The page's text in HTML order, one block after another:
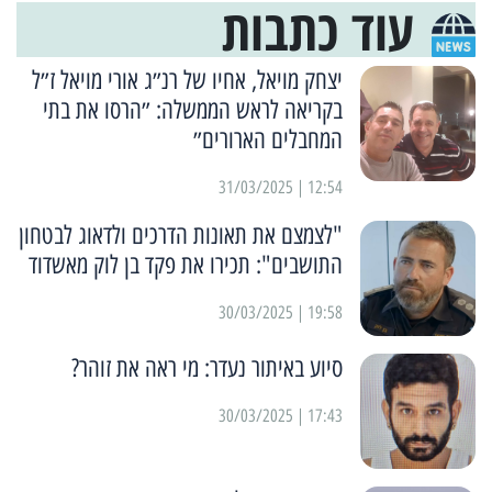
עוד כתבות
יצחק מויאל, אחיו של רנ״ג אורי מויאל ז״ל
בקריאה לראש הממשלה: ״הרסו את בתי
המחבלים הארורים״
12:54 | 31/03/2025
"לצמצם את תאונות הדרכים ולדאוג לבטחון
התושבים": תכירו את פקד בן לוק מאשדוד
19:58 | 30/03/2025
סיוע באיתור נעדר: מי ראה את זוהר?
17:43 | 30/03/2025